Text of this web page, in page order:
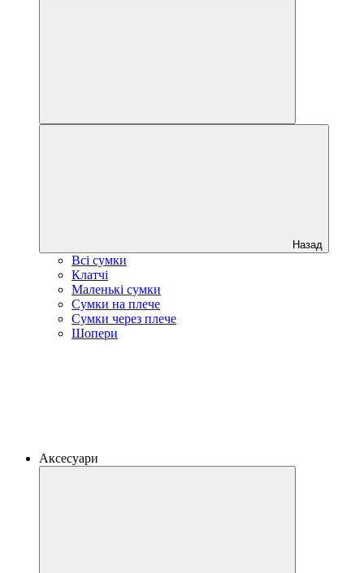
Назад
Всі сумки
Клатчі
Маленькі сумки
Сумки на плече
Сумки через плече
Шопери
Аксесуари